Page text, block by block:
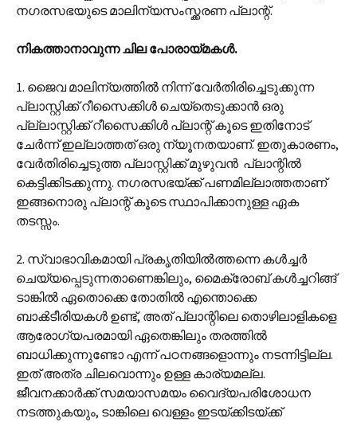
നഗരസഭയുടെ മാലിന്യസംസ്ക്കരണ പ്ലാന്റ്.
നികത്താനാവുന്ന ചില പോരായ്മകൾ.
1. ജൈവ മാലിന്യത്തിൽ നിന്ന് വേർതിരിച്ചെടുക്കുന്ന
പ്ലാസ്റ്റിക്ക് റീസൈക്കിൾ ചെയ്തെടുക്കാൻ ഒരു
പ്ല്ലാസ്റ്റിക്ക് റീസൈക്കിൾ പ്ലാന്റ് കൂടെ ഇതിനോട്
ചേർന്ന് ഇല്ലാത്തത് ഒരു ന്യൂനതയാണ്. ഇതുകാരണം,
വേർതിരിച്ചെടുത്ത പ്ലാസ്റ്റിക്ക് മുഴുവൻ പ്ലാന്റിൽ
കെട്ടിക്കിടക്കുന്നു. നഗരസഭയ്ക്ക് പണമില്ലാത്തതാണ്
ഇങ്ങനൊരു പ്ലാന്റ് കൂടെ സ്ഥാപിക്കാനുള്ള ഏക
തടസ്സം.
2. സ്വാഭാവികമായി പ്രകൃതിയിൽത്തന്നെ കൾച്ചർ
ചെയ്യപ്പെടുന്നതാണെങ്കിലും, മൈക്രോബ് കൾച്ചറിങ്ങ്
ടാങ്കിൽ ഏതൊക്കെ തോതിൽ എന്തൊക്കെ
ബാൿടീരിയകൾ ഉണ്ട്, അത് പ്ലാന്റിലെ തൊഴിലാളികളെ
ആരോഗ്യപരമായി ഏതെങ്കിലും തരത്തിൽ
ബാധിക്കുന്നുണ്ടോ എന്ന് പഠനങ്ങളൊന്നും നടന്നിട്ടില്ല.
ഇത് അത്ര ചിലവൊന്നും ഉള്ള കാര്യമല്ല.
ജീവനക്കാർക്ക് സമയാസമയം വൈദ്യപരിശോധന
നടത്തുകയും, ടാങ്കിലെ വെള്ളം ഇടയ്ക്കിടയ്ക്ക്